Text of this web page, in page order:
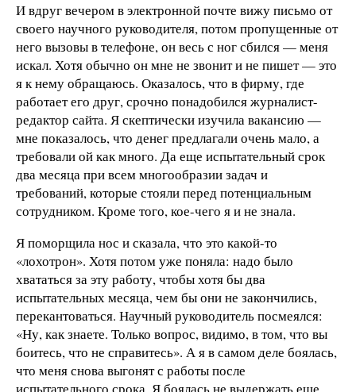
И вдруг вечером в электронной почте вижу письмо от
своего научного руководителя, потом пропущенные от
него вызовы в телефоне, он весь с ног сбился — меня
искал. Хотя обычно он мне не звонит и не пишет — это
я к нему обращаюсь. Оказалось, что в фирму, где
работает его друг, срочно понадобился журналист-
редактор сайта. Я скептически изучила вакансию —
мне показалось, что денег предлагали очень мало, а
требовали ой как много. Да еще испытательный срок
два месяца при всем многообразии задач и
требований, которые стояли перед потенциальным
сотрудником. Кроме того, кое-чего я и не знала.
Я поморщила нос и сказала, что это какой-то
«лохотрон». Хотя потом уже поняла: надо было
хвататься за эту работу, чтобы хотя бы два
испытательных месяца, чем бы они не закончились,
перекантоваться. Научный руководитель посмеялся:
«Ну, как знаете. Только вопрос, видимо, в том, что вы
боитесь, что не справитесь». А я в самом деле боялась,
что меня снова выгонят с работы после